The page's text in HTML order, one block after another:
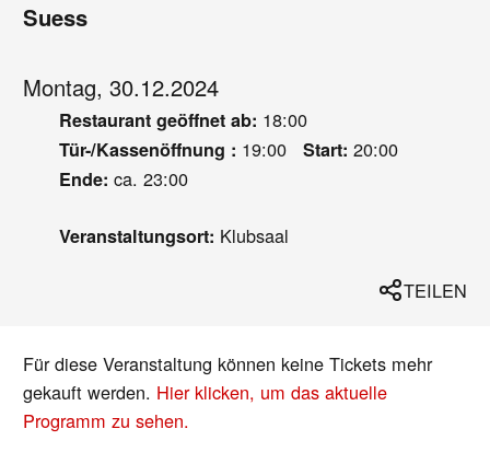
Suess
Montag, 30.12.2024
Restaurant geöffnet ab: 18:00
Tür-/Kassenöffnung : 19:00 Start: 20:00
Ende: ca. 23:00
Veranstaltungsort: Klubsaal
TEILEN
Für diese Veranstaltung können keine Tickets mehr
gekauft werden. Hier klicken, um das aktuelle
Programm zu sehen.